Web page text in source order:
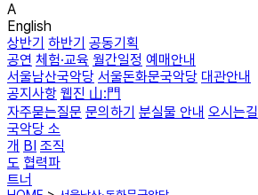
A
English
상반기 하반기 공동기획
공연 체험·교육 월간일정 예매안내
서울남산국악당 서울돈화문국악당 대관안내
공지사항 웹진 山:門
자주묻는질문 문의하기 분실물 안내 오시는
국악당 소
개 BI 조직
도 협력파
트너